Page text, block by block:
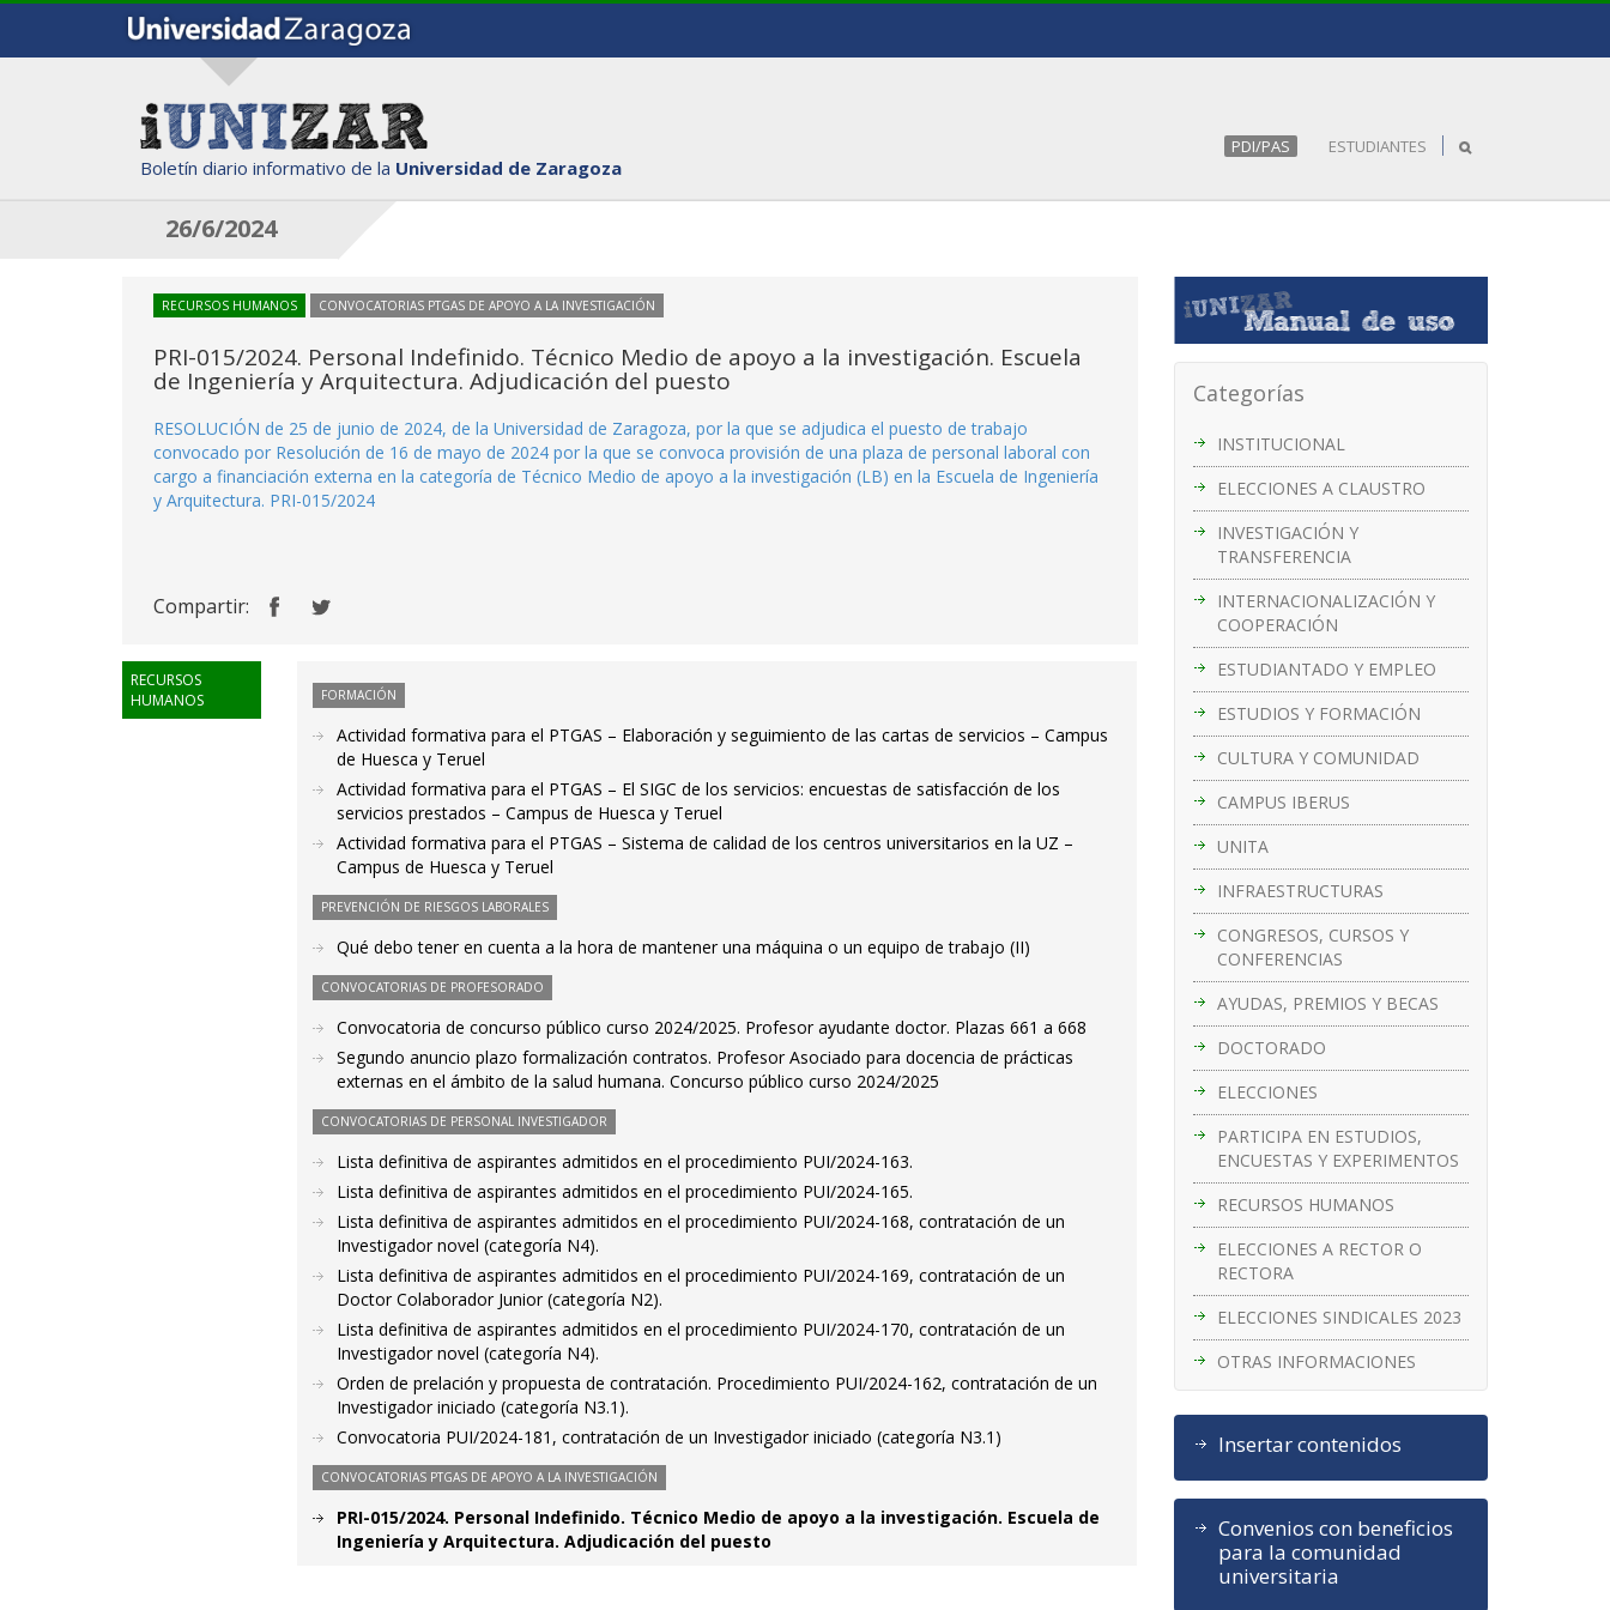
Boletín diario informativo de la Universidad de Zaragoza
PDI/PAS ESTUDIANTES
26/6/2024
Categorías
INSTITUCIONAL
ELECCIONES A CLAUSTRO
INVESTIGACIÓN Y
TRANSFERENCIA
INTERNACIONALIZACIÓN Y
COOPERACIÓN
ESTUDIANTADO Y EMPLEO
ESTUDIOS Y FORMACIÓN
CULTURA Y COMUNIDAD
CAMPUS IBERUS
UNITA
INFRAESTRUCTURAS
CONGRESOS, CURSOS Y
CONFERENCIAS
AYUDAS, PREMIOS Y BECAS
DOCTORADO
ELECCIONES
PARTICIPA EN ESTUDIOS,
ENCUESTAS Y EXPERIMENTOS
RECURSOS HUMANOS
ELECCIONES A RECTOR O
RECTORA
ELECCIONES SINDICALES 2023
OTRAS INFORMACIONES
Insertar contenidos
Convenios con beneficios
para la comunidad
universitaria
RECURSOS HUMANOS CONVOCATORIAS PTGAS DE APOYO A LA INVESTIGACIÓN
PRI-015/2024. Personal Indefinido. Técnico Medio de apoyo a la investigación. Escuela
de Ingeniería y Arquitectura. Adjudicación del puesto
RESOLUCIÓN de 25 de junio de 2024, de la Universidad de Zaragoza, por la que se adjudica el puesto de trabajo
convocado por Resolución de 16 de mayo de 2024 por la que se convoca provisión de una plaza de personal laboral con
cargo a financiación externa en la categoría de Técnico Medio de apoyo a la investigación (LB) en la Escuela de Ingeniería
y Arquitectura. PRI-015/2024
Compartir:
RECURSOS
HUMANOS
FORMACIÓN
Actividad formativa para el PTGAS – Elaboración y seguimiento de las cartas de servicios – Campus
de Huesca y Teruel
Actividad formativa para el PTGAS – El SIGC de los servicios: encuestas de satisfacción de los
servicios prestados – Campus de Huesca y Teruel
Actividad formativa para el PTGAS – Sistema de calidad de los centros universitarios en la UZ –
Campus de Huesca y Teruel
PREVENCIÓN DE RIESGOS LABORALES
Qué debo tener en cuenta a la hora de mantener una máquina o un equipo de trabajo (II)
CONVOCATORIAS DE PROFESORADO
Convocatoria de concurso público curso 2024/2025. Profesor ayudante doctor. Plazas 661 a 668
Segundo anuncio plazo formalización contratos. Profesor Asociado para docencia de prácticas
externas en el ámbito de la salud humana. Concurso público curso 2024/2025
CONVOCATORIAS DE PERSONAL INVESTIGADOR
Lista definitiva de aspirantes admitidos en el procedimiento PUI/2024-163.
Lista definitiva de aspirantes admitidos en el procedimiento PUI/2024-165.
Lista definitiva de aspirantes admitidos en el procedimiento PUI/2024-168, contratación de un
Investigador novel (categoría N4).
Lista definitiva de aspirantes admitidos en el procedimiento PUI/2024-169, contratación de un
Doctor Colaborador Junior (categoría N2).
Lista definitiva de aspirantes admitidos en el procedimiento PUI/2024-170, contratación de un
Investigador novel (categoría N4).
Orden de prelación y propuesta de contratación. Procedimiento PUI/2024-162, contratación de un
Investigador iniciado (categoría N3.1).
Convocatoria PUI/2024-181, contratación de un Investigador iniciado (categoría N3.1)
CONVOCATORIAS PTGAS DE APOYO A LA INVESTIGACIÓN
PRI-015/2024. Personal Indefinido. Técnico Medio de apoyo a la investigación. Escuela de
Ingeniería y Arquitectura. Adjudicación del puesto